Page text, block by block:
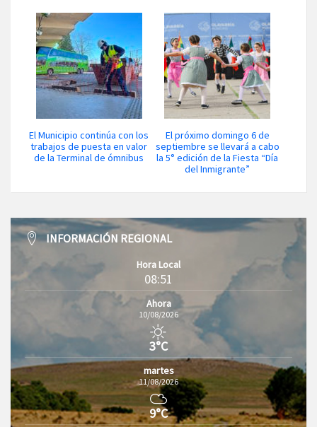
El Municipio continúa con los
trabajos de puesta en valor
de la Terminal de ómnibus
El próximo domingo 6 de
septiembre se llevará a cabo
la 5° edición de la Fiesta “Día
del Inmigrante”
INFORMACIÓN REGIONAL
Hora Local
08:51
Ahora
10/08/2026
3°C
martes
11/08/2026
9°C